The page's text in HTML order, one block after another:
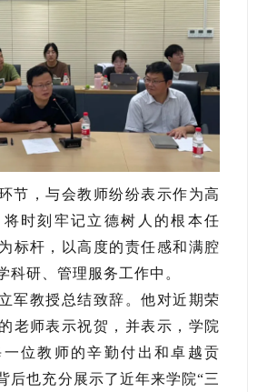
节，与会教师纷纷表示作为高
时刻牢记立德树人的根本任
标杆，以高度的责任感和满腔
科研、管理服务工作中。
军教授总结致辞。他对近期荣
老师表示祝贺，并表示，学院
位教师的辛勤付出和卓越贡
后也充分展示了近年来学院“三